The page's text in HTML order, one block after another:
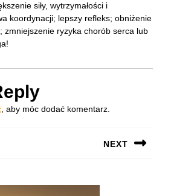
siły, wytrzymałości i
koordynacji; lepszy refleks; obniżenie
zmniejszenie ryzyka chorób serca lub
, aby móc dodać komentarz.
NEXT
post: